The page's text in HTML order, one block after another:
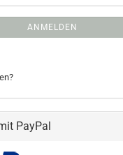
ANMELDEN
PayPal